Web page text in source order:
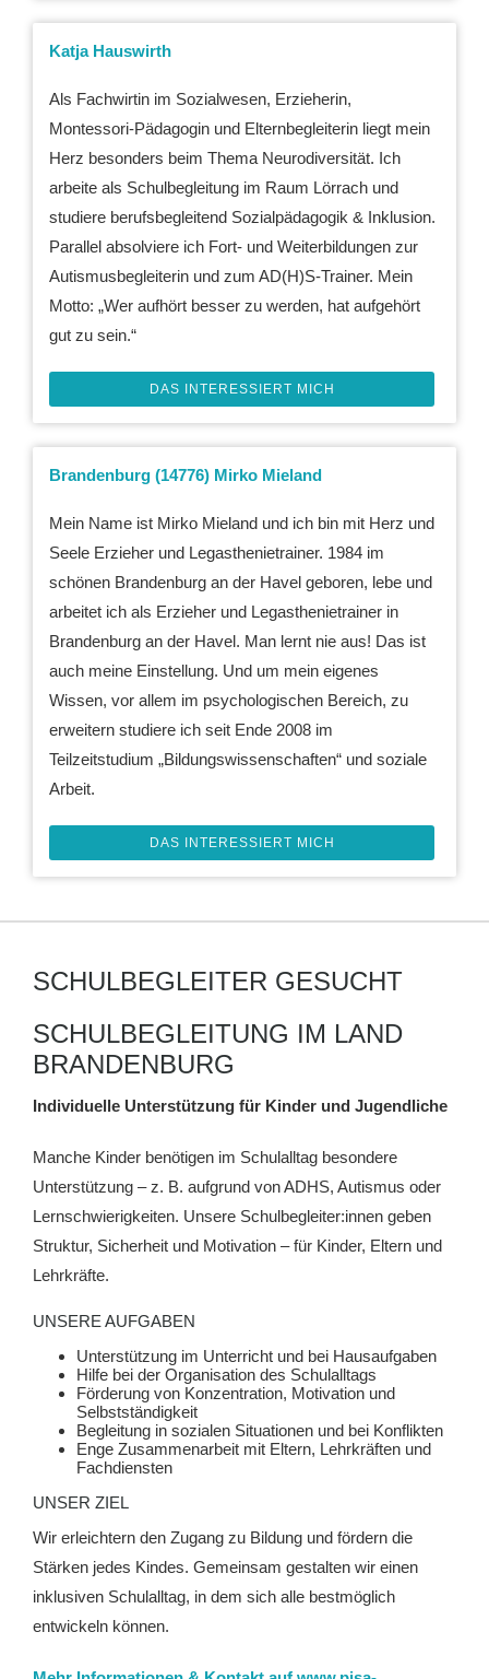
Katja Hauswirth
Als Fachwirtin im Sozialwesen, Erzieherin,
Montessori-Pädagogin und Elternbegleiterin liegt mein
Herz besonders beim Thema Neurodiversität. Ich
arbeite als Schulbegleitung im Raum Lörrach und
studiere berufsbegleitend Sozialpädagogik & Inklusion.
Parallel absolviere ich Fort- und Weiterbildungen zur
Autismusbegleiterin und zum AD(H)S-Trainer. Mein
Motto: „Wer aufhört besser zu werden, hat aufgehört
gut zu sein.“
DAS INTERESSIERT MICH
Brandenburg (14776) Mirko Mieland
Mein Name ist Mirko Mieland und ich bin mit Herz und
Seele Erzieher und Legasthenietrainer. 1984 im
schönen Brandenburg an der Havel geboren, lebe und
arbeitet ich als Erzieher und Legasthenietrainer in
Brandenburg an der Havel. Man lernt nie aus! Das ist
auch meine Einstellung. Und um mein eigenes
Wissen, vor allem im psychologischen Bereich, zu
erweitern studiere ich seit Ende 2008 im
Teilzeitstudium „Bildungswissenschaften“ und soziale
Arbeit.
DAS INTERESSIERT MICH
SCHULBEGLEITER GESUCHT
SCHULBEGLEITUNG IM LAND
BRANDENBURG
Individuelle Unterstützung für Kinder und Jugendliche
Manche Kinder benötigen im Schulalltag besondere
Unterstützung – z. B. aufgrund von ADHS, Autismus oder
Lernschwierigkeiten. Unsere Schulbegleiter:innen geben
Struktur, Sicherheit und Motivation – für Kinder, Eltern und
Lehrkräfte.
UNSERE AUFGABEN
Unterstützung im Unterricht und bei Hausaufgaben
Hilfe bei der Organisation des Schulalltags
Förderung von Konzentration, Motivation und
Selbstständigkeit
Begleitung in sozialen Situationen und bei Konflikten
Enge Zusammenarbeit mit Eltern, Lehrkräften und
Fachdiensten
UNSER ZIEL
Wir erleichtern den Zugang zu Bildung und fördern die
Stärken jedes Kindes. Gemeinsam gestalten wir einen
inklusiven Schulalltag, in dem sich alle bestmöglich
entwickeln können.